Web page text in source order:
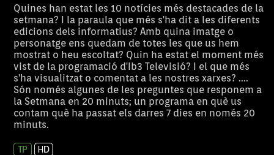
Quines han estat les 10 notícies més destacades de la
setmana? I la paraula que més s'ha dit a les diferents
edicions dels informatius? Amb quina imatge o
personatge ens quedam de totes les que us hem
mostrat o heu escoltat? Quin ha estat el moment més
vist de la programació d'Ib3 Televisió? I el que més
s'ha visualitzat o comentat a les nostres xarxes? ....
Són només algunes de les preguntes que responem a
la Setmana en 20 minuts; un programa en què us
contam què ha passat els darres 7 dies en només 20
minuts.IB3 Notícies
IB3 Notícies Migdia és
l’informatiu televisiu de
referència a les Balears. Un
IB3 obri una